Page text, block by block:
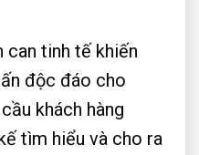
can tinh tế khiến
độc đáo cho
khách hàng
tìm hiểu và cho ra